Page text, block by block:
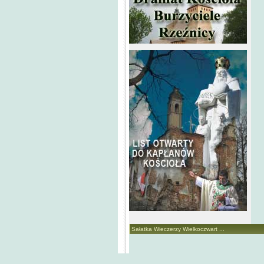
Sałatka Wieczerzy Wielkoczwart ...